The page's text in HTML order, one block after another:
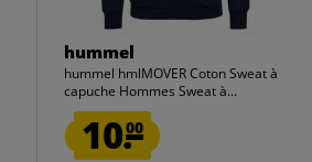
hummel
hummel hmlMOVER Coton Sweat à
capuche Hommes Sweat à...
10.00